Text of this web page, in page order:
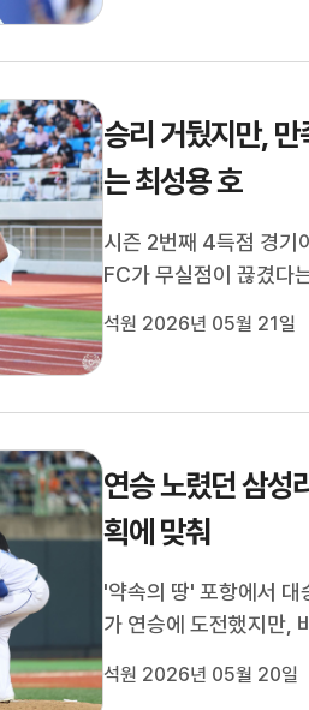
승리 거뒀지만, 만
는 최성용 호
시즌 2번째 4득점 경기
FC가 무실점이 끊겼다
2026 김해FC2008과
석원 2026년 05월 21일
연승 노렸던 삼성
획에 맞춰
'약속의 땅' 포항에서 대
가 연승에 도전했지만,
시작을 3시간 정도 앞
석원 2026년 05월 20일